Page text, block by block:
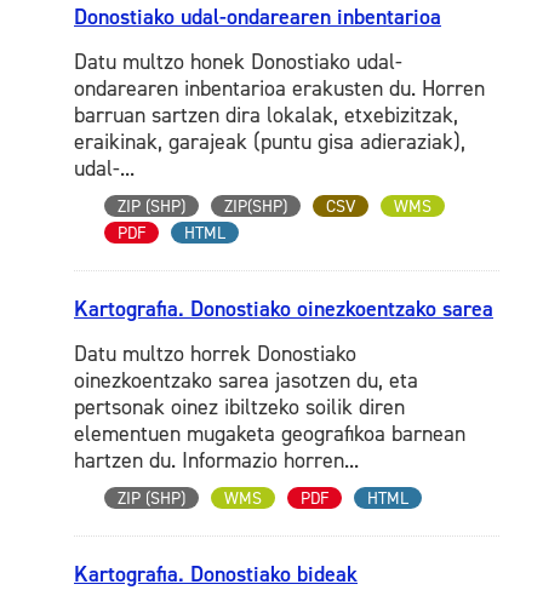
Donostiako udal-ondarearen inbentarioa
Datu multzo honek Donostiako udal-
ondarearen inbentarioa erakusten du. Horren
barruan sartzen dira lokalak, etxebizitzak,
eraikinak, garajeak (puntu gisa adieraziak),
udal-...
ZIP (SHP) ZIP(SHP) CSV
WMS
PDF
HTML
Kartografia. Donostiako oinezkoentzako sarea
Datu multzo horrek Donostiako
oinezkoentzako sarea jasotzen du, eta
pertsonak oinez ibiltzeko soilik diren
elementuen mugaketa geografikoa barnean
hartzen du. Informazio horren...
ZIP (SHP) WMS PDF HTML
Kartografia. Donostiako bideak